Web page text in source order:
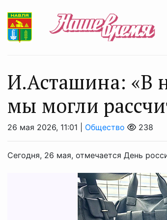
И.Асташина: «В
мы могли
26 мая 2026, 11:01 | Общество 238
Сегодня, 26 мая, отмечается День